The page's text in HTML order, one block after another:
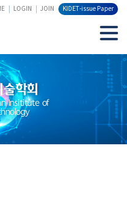
LOGIN JOIN KIDET-issue Paper
학회
Insititute of